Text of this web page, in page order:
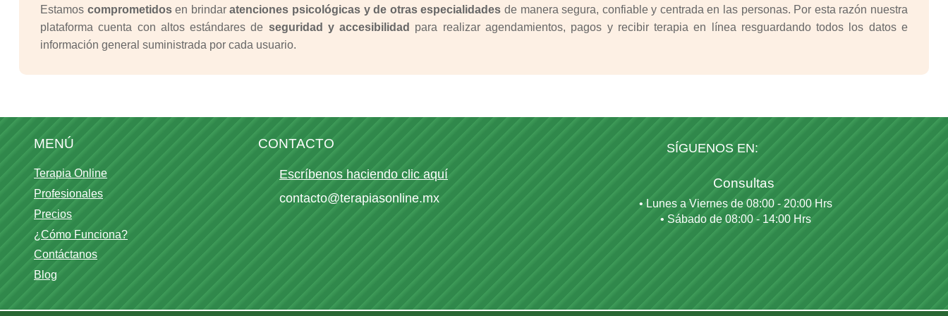
Estamos comprometidosen brindaratenciones psicológicas y de otras especialidades de manera segura, confiable y centrada en las personas. Por esta razón nuestra
plataforma cuenta con altos estándares de seguridad y accesibilidad
para realizar agendamientos, pagos y recibir terapia en línea resguardando todos los datos e
información general suministrada por cada usuario.
MENÚ
Terapia Online
Profesionales
Precios
¿Cómo Funciona?
Contáctanos
Blog
CONTACTO
Escríbenos haciendo clic aquí
contacto@terapiasonline.mx
SÍGUENOS EN:
Consultas
• Lunes a Viernes de 08:00 - 20:00 Hrs
• Sábado de 08:00 - 14:00 Hrs